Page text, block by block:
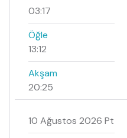
03:17
Öğle
13:12
Akşam
20:25
10 Ağustos 2026 Pt